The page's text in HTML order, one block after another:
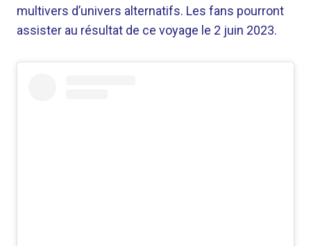
multivers d’univers alternatifs. Les fans pourront
assister au résultat de ce voyage le 2 juin 2023.